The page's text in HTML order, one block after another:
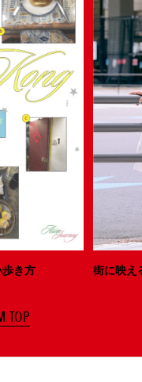
き方 街に映え
TOP